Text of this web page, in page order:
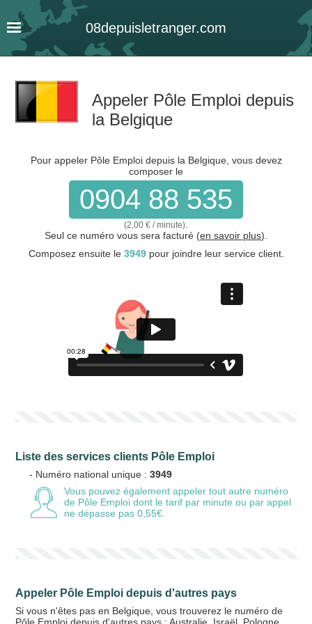
08depuisletranger.com
Appeler Pôle Emploi depuis
la Belgique
Pour appeler Pôle Emploi depuis la Belgique, vous devez
composer le
0904 88 535
(2,00 € / minute)
Seul ce numéro vous sera facturé (en savoir plus).
Composez ensuite le 3949pour joindre leur service client.
Liste des services clients Pôle Emploi
- Numéro national unique :3949
Vous pouvez également appeler tout autre numéro
de Pôle Emploi dont le tarif par minute ou par appel
ne dépasse pas 0,55€.
Appeler Pôle Emploi depuis d'autres pays
Si vous n'êtes pas en Belgique, vous trouverez le numéro de